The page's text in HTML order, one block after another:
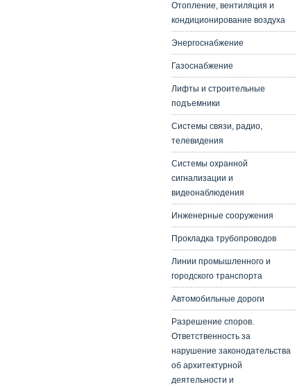
Отопление, вентиляция и
кондиционирование воздуха
Энергоснабжение
Газоснабжение
Лифты и строительные
подъемники
Системы связи, радио,
телевидения
Системы охранной
сигнализации и
видеонаблюдения
Инженерные сооружения
Прокладка трубопроводов
Линии промышленного и
городского транспорта
Автомобильные дороги
Разрешение споров.
Ответственность за
нарушение законодательства
об архитектурной
деятельности и